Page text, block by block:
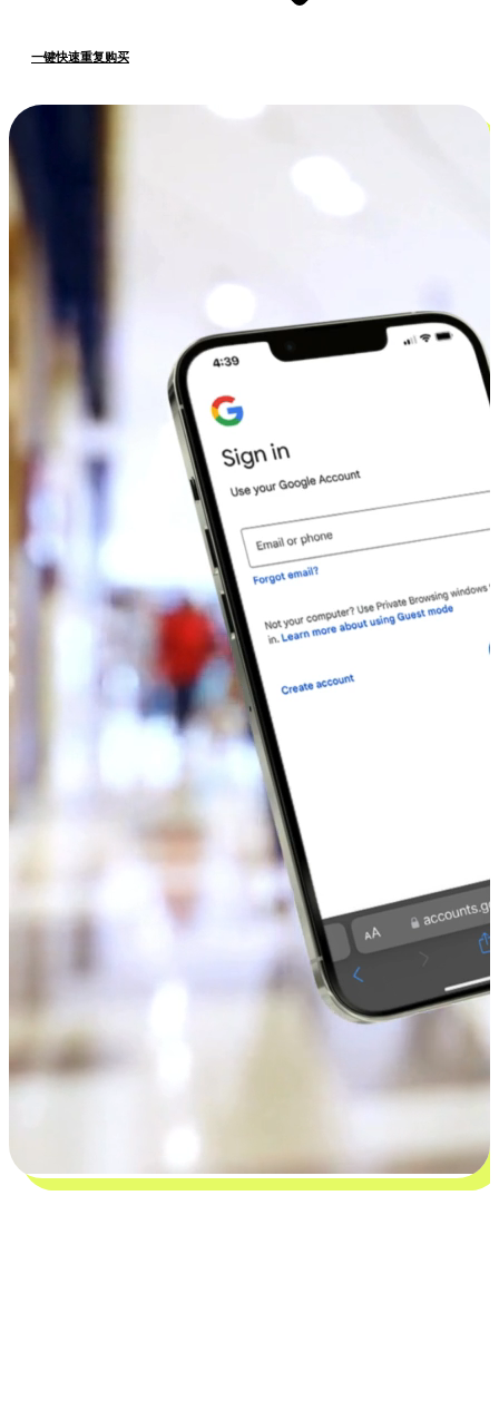
一键快速重复购买